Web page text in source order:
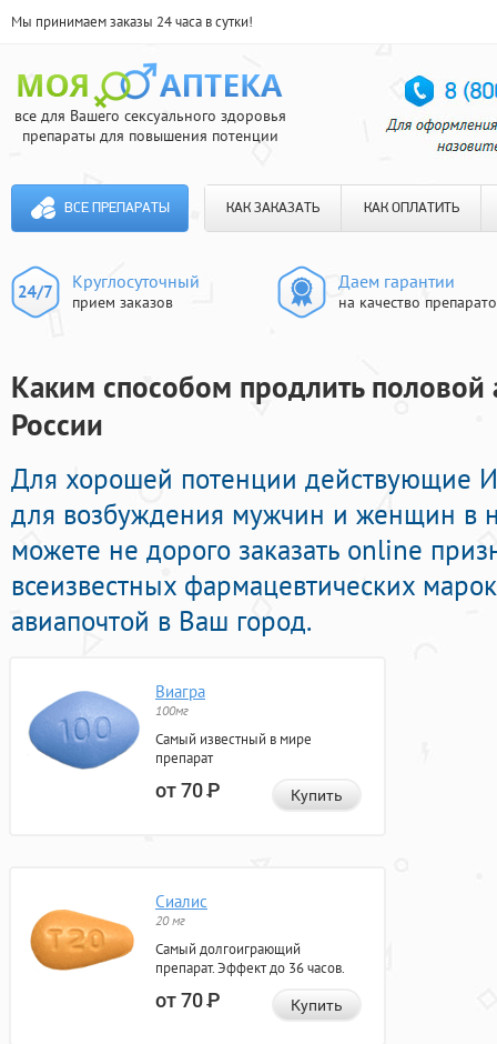
Мы принимаем заказы 24 часа в сутки!
все для Вашего сексуального здоровья
препараты для повышения потенции
ВСЕ ПРЕПАРАТЫ КАК ЗАКАЗАТЬ КАК ОПЛАТИТЬ
Круглосуточный
прием заказов
Даем гарантии
на качество
Каким способом продлить половой
России
Для хорошей потенции действующие
для возбуждения мужчин и женщин в
можете не дорого заказать online
всеизвестных фармацевтических
авиапочтой в Ваш город.
Виагра
100мг
Самый известный в мире
препарат
от 70Р Купить
Сиалис
20 мг
Самый долгоиграющий
препарат. Эффект до 36 часов.
от 70Р Купить